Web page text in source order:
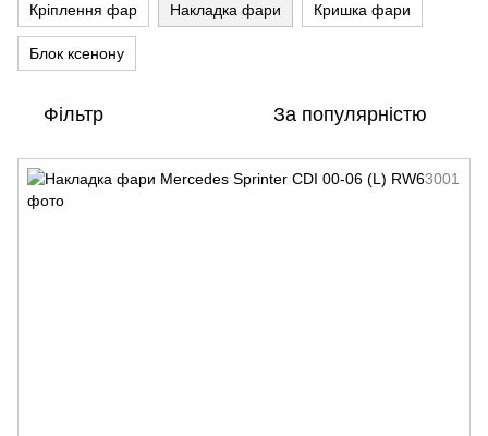
Кріплення фар Накладка фари Кришка фари
Блок ксенону
Фільтр За популярністю